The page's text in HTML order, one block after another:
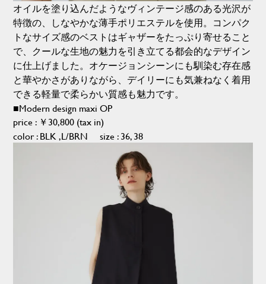
オイルを塗り込んだようなヴィンテージ感のある光沢が
特徴の、しなやかな薄手ポリエステルを使用。コンパク
トなサイズ感のベストはギャザーをたっぷり寄せること
で、クールな生地の魅力を引き立てる都会的なデザイン
に仕上げました。オケージョンシーンにも馴染む存在感
と華やかさがありながら、デイリーにも気兼ねなく着用
できる軽量で柔らかい質感も魅力です。
■Modern design maxi OP
price : ￥30,800 (tax in)
color : BLK ,L/BRN size : 36, 38